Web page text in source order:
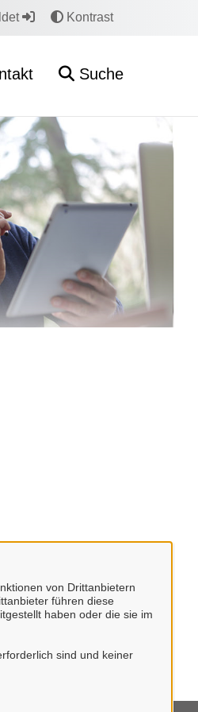
von Drittanbietern
führen diese
haben oder die sie im
sind und keiner
Kontrast
Suche